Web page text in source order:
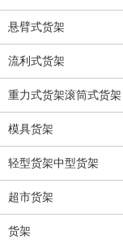
悬臂式货架
流利式货架
重力式货架滚筒式货架
模具货架
轻型货架中型货架
超市货架
货架